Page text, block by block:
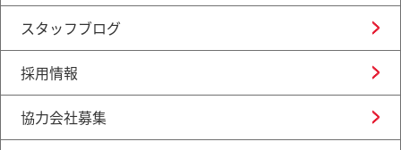
スタッフブログ
採用情報
協力会社募集